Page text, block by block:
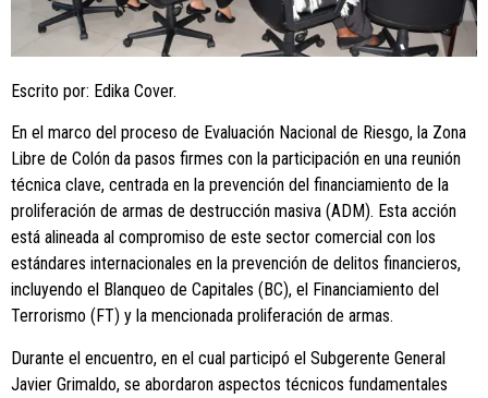
Escrito por: Edika Cover.
En el marco del proceso de Evaluación Nacional de Riesgo, la Zona
Libre de Colón da pasos firmes con la participación en una reunión
técnica clave, centrada en la prevención del financiamiento de la
proliferación de armas de destrucción masiva (ADM). Esta acción
está alineada al compromiso de este sector comercial con los
estándares internacionales en la prevención de delitos financieros,
incluyendo el Blanqueo de Capitales (BC), el Financiamiento del
Terrorismo (FT) y la mencionada proliferación de armas.
Durante el encuentro, en el cual participó el Subgerente General
Javier Grimaldo, se abordaron aspectos técnicos fundamentales